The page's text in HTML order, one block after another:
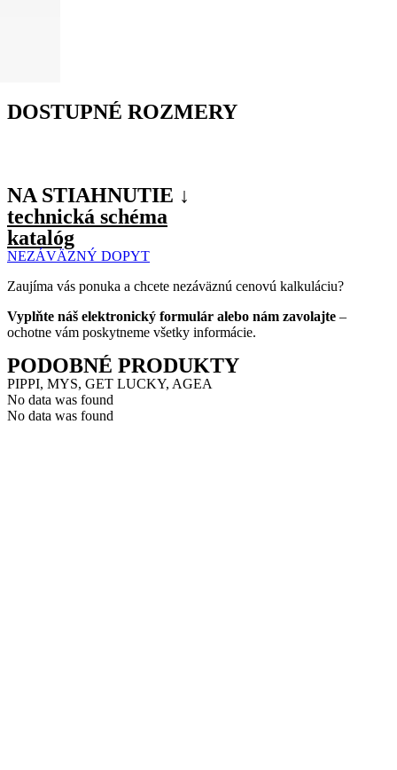
DOSTUPNÉ ROZMERY
NA STIAHNUTIE ↓
technická schéma
katalóg
NEZÁVÄZNÝ DOPYT
Zaujíma vás ponuka a chcete nezáväznú cenovú kalkuláciu?
Vyplňte náš elektronický formulár alebo nám zavolajte –
ochotne vám poskytneme všetky informácie.
PODOBNÉ PRODUKTY
PIPPI, MYS, GET LUCKY, AGEA
No data was found
No data was found